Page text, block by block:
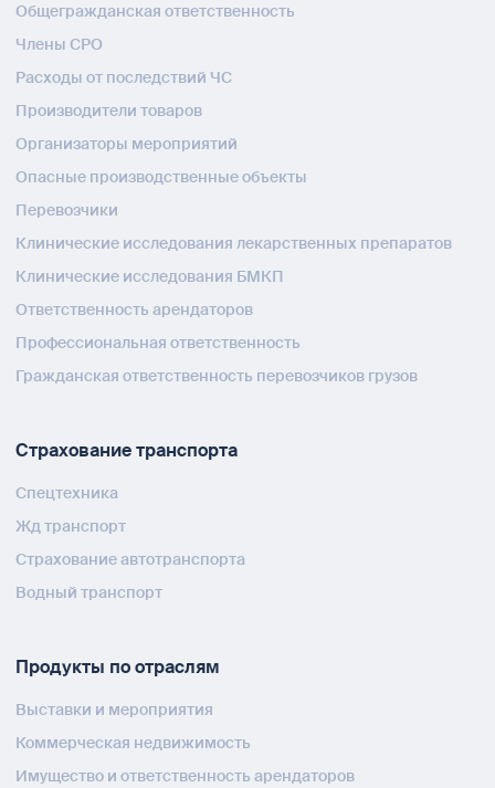
Общегражданская ответственность
Члены СРО
Расходы от последствий ЧС
Производители товаров
Организаторы мероприятий
Опасные производственные объекты
Перевозчики
Клинические исследования лекарственных препаратов
Клинические исследования БМКП
Ответственность арендаторов
Профессиональная ответственность
Гражданская ответственность перевозчиков грузов
Страхование транспорта
Спецтехника
Жд транспорт
Страхование автотранспорта
Водный транспорт
Продукты по отраслям
Выставки и мероприятия
Коммерческая недвижимость
Имущество и ответственность арендаторов